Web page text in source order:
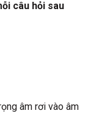
câu hỏi sau
âm rơi vào âm